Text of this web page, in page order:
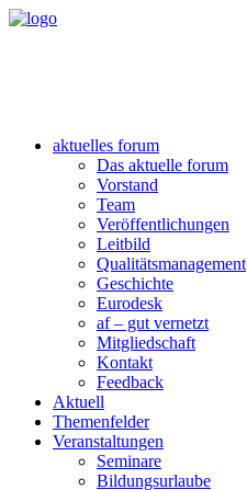
aktuelles forum
Das aktuelle forum
Vorstand
Team
Veröffentlichungen
Leitbild
Qualitätsmanagement
Geschichte
Eurodesk
af – gut vernetzt
Mitgliedschaft
Kontakt
Feedback
Aktuell
Themenfelder
Veranstaltungen
Seminare
Bildungsurlaube